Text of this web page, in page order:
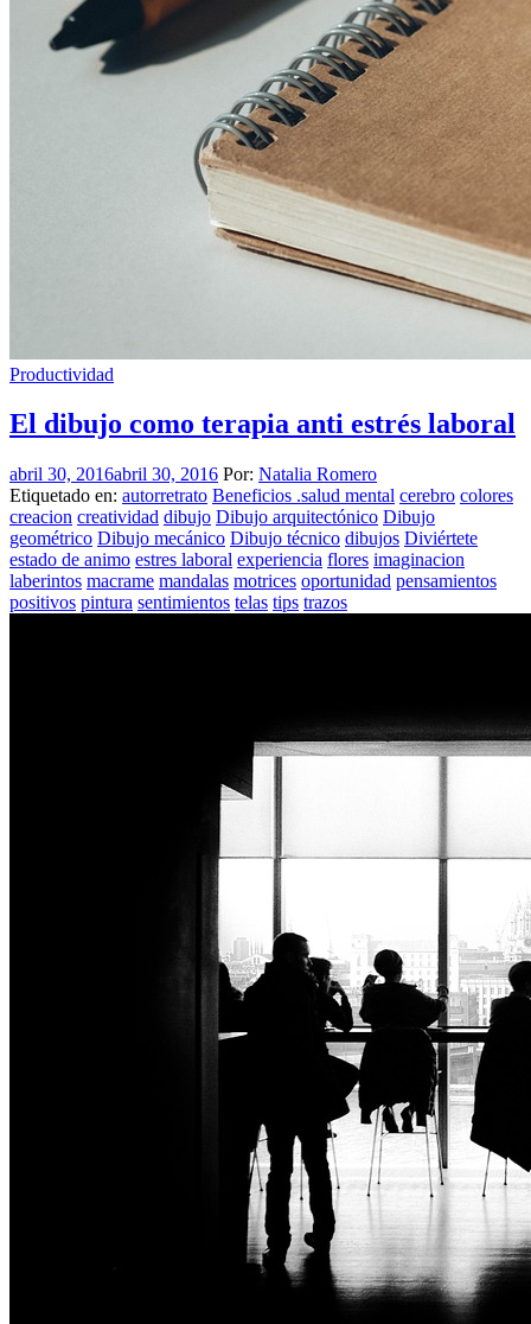
Productividad
El dibujo como terapia anti estrés laboral
abril 30, 2016abril 30, 2016 Por: Natalia Romero
Etiquetado en: autorretrato Beneficios .salud mental cerebro colores
creacion creatividad dibujo Dibujo arquitectónico Dibujo
geométrico Dibujo mecánico Dibujo técnico dibujos Diviértete
estado de animo estres laboral experiencia flores imaginacion
laberintos macrame mandalas motrices oportunidad pensamientos
positivos pintura sentimientos telas tips trazos